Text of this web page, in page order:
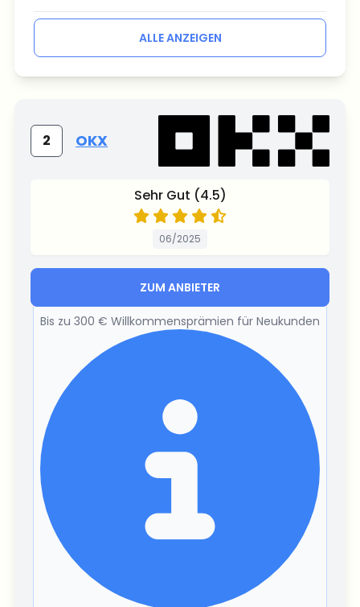
ALLE ANZEIGEN
2 OKX
Sehr Gut (4.5)
06/2025
ZUM ANBIETER
Bis zu 300 € Willkommensprämien für Neukunden